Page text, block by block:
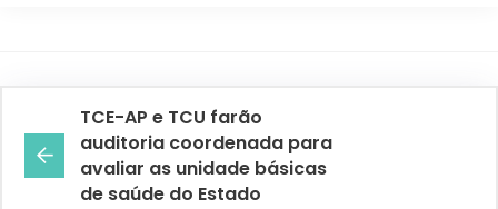
TCE-AP e TCU farão
auditoria coordenada para
avaliar as unidade básicas
de saúde do Estado